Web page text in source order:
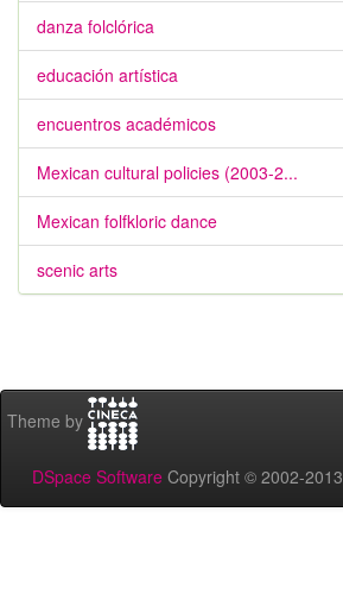
danza folclórica
educación artística
encuentros académicos
Mexican cultural policies (2003-2...
Mexican folfkloric dance
scenic arts
Theme by
DSpace Software Copyright © 2002-2013